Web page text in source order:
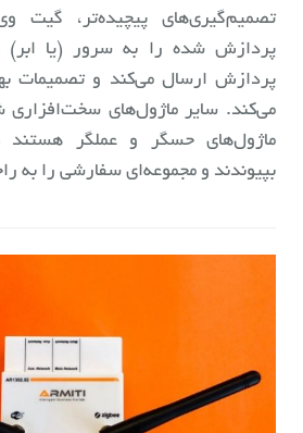
تصمیم‌گیری‌های پیچیده‌تر، گیت
پردازش شده را به سرور (یا ابر)
پردازش ارسال می‌کند و تصمیمات
می‌کند. سایر ماژول‌های سخت‌افزاری
ماژول‌های حسگر و عملگر هستند
بپیوندند و مجموعه‌ای سفارشی را به